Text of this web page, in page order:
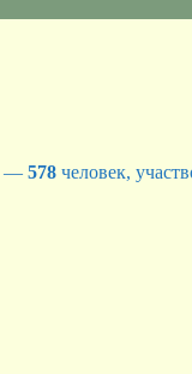
— 578 человек,